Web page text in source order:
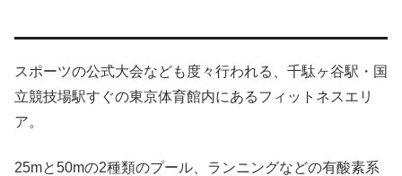
スポーツの公式大会なども度々行われる、千駄ヶ谷駅・国
立競技場駅すぐの東京体育館内にあるフィットネスエリ
ア。
25mと50mの2種類のプール、ランニングなどの有酸素系